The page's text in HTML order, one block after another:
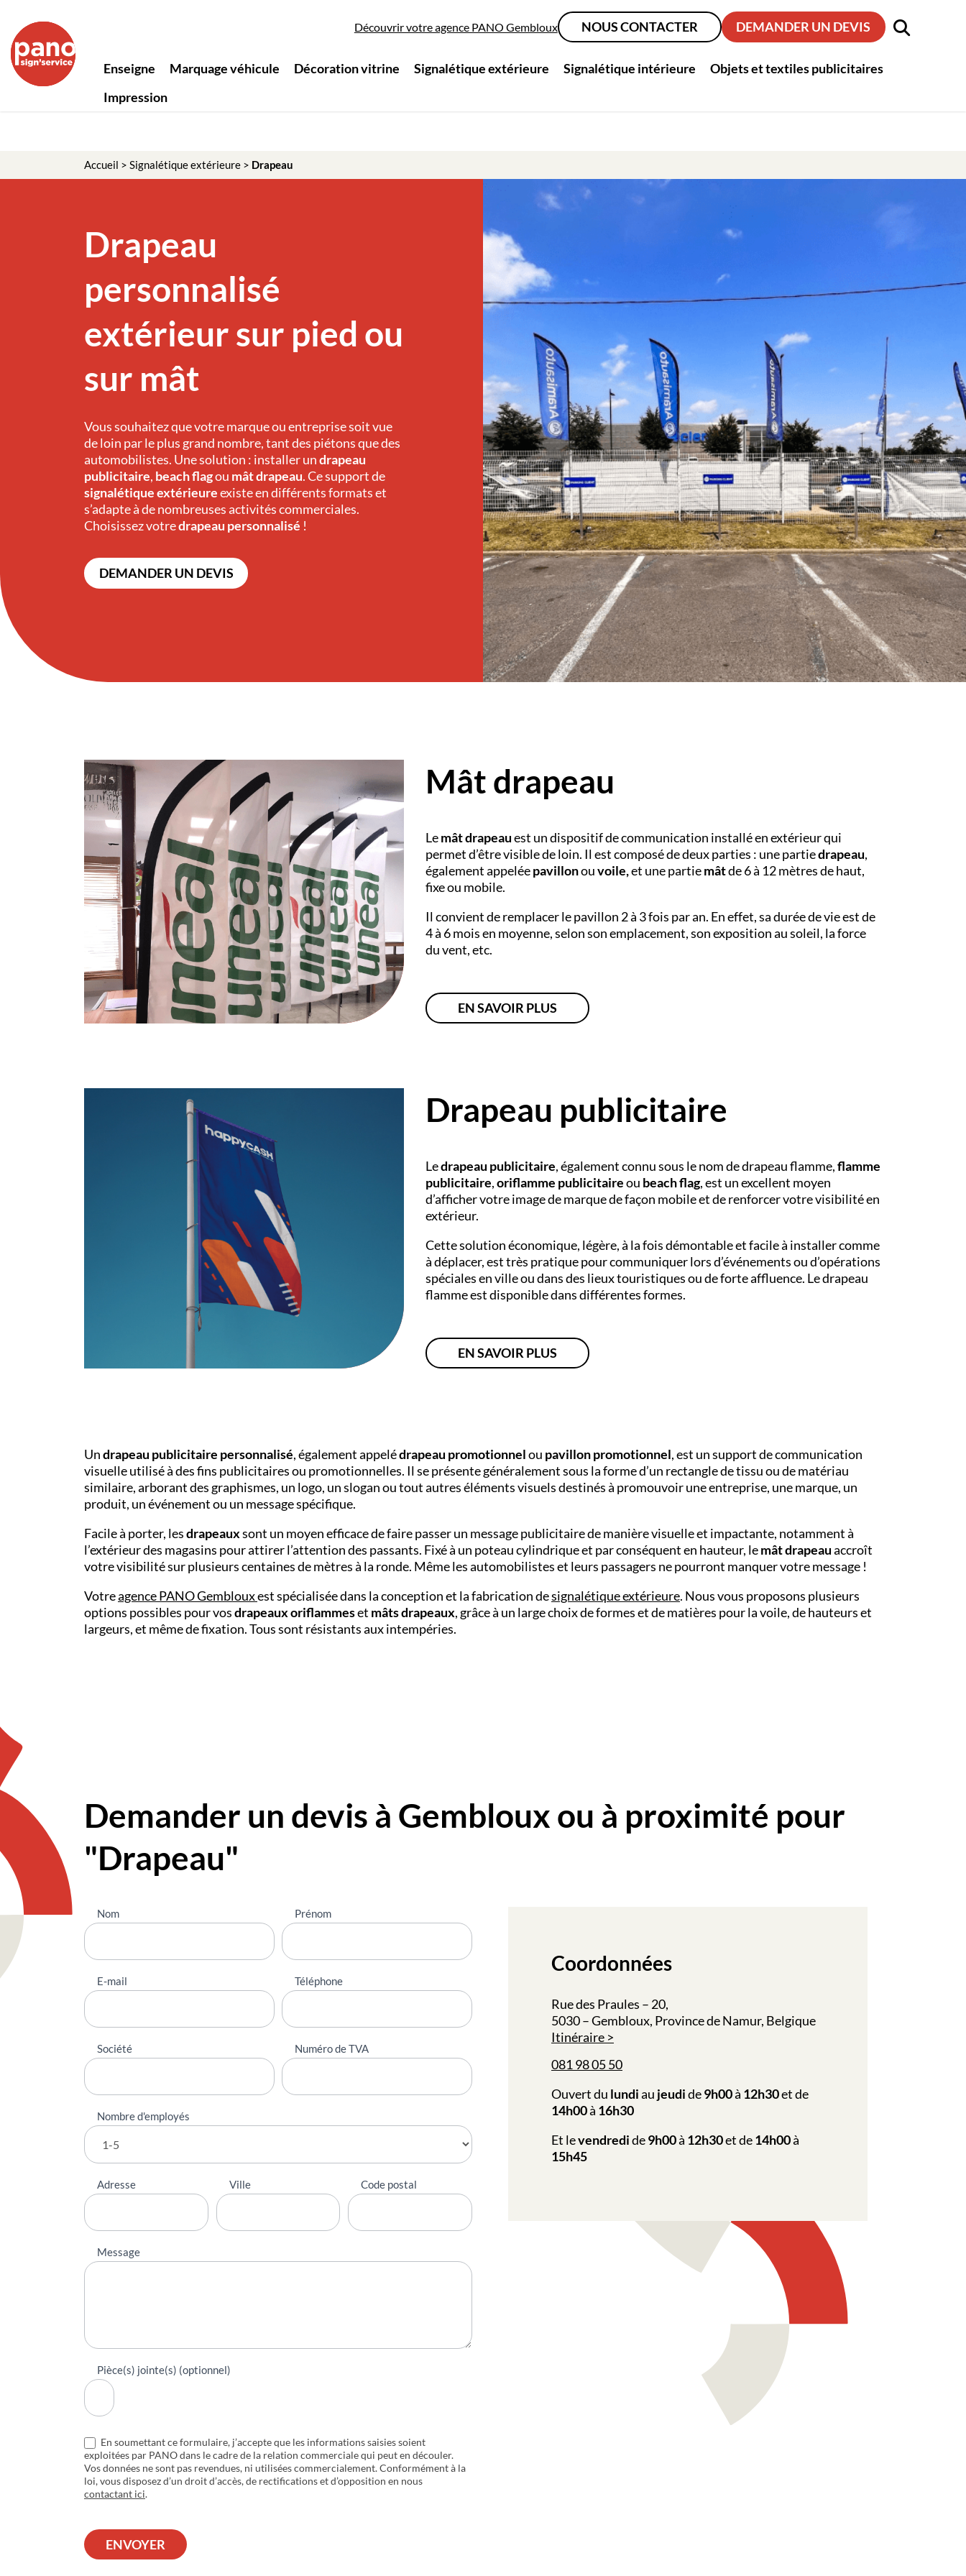
Enseigne Marquage véhicule Décoration vitrine Signalétique extérieure Signalétique intérieure
Objets et textiles publicitaires
Impression
Découvrir votre agence PANO Gembloux NOUS CONTACTER DEMANDER UN DEVIS
Accueil > Signalétique extérieure > Drapeau
Drapeau
personnalisé
extérieur sur pied ou
sur mât
Vous souhaitez que votre marque ou entreprise soit vue
de loin par le plus grand nombre, tant des piétons que des
automobilistes. Une solution : installer undrapeau
publicitaire, beach flagou mât drapeau. Ce support de
signalétique extérieureexiste en différents formats et
s’adapte à de nombreuses activités commerciales.
Choisissez votredrapeau personnalisé !
DEMANDER UN DEVIS
Mât drapeau
Lemât drapeauest un dispositif de communication installé en extérieur qui
permet d’être visible de loin. Il est composé de deux parties : une partiedrapeau,
également appeléepavillonouvoile,et une partiemâtde 6 à 12 mètres de haut,
fixe ou mobile.
Il convient de remplacer le pavillon 2 à 3 fois par an. En effet, sa durée de vie est de
4 à 6 mois en moyenne, selon son emplacement, son exposition au soleil, la force
du vent, etc.
EN SAVOIR PLUS
Drapeau publicitaire
Ledrapeau publicitaire, également connu sous le nom de drapeau flamme,flamme
publicitaire,oriflamme publicitaireou beach flag, est un excellent moyen
d’afficher votre image de marque de façon mobile et de renforcer votre visibilité en
extérieur.
Cette solution économique, légère, à la fois démontable et facile à installer comme
à déplacer, est très pratique pour communiquer lors d’événements ou d’opérations
spéciales en ville ou dans des lieux touristiques ou de forte affluence. Le drapeau
flamme est disponible dans différentes formes.
EN SAVOIR PLUS
Undrapeau publicitaire personnalisé, également appelédrapeau promotionnelou pavillon promotionnel, est un support de communication
visuelle utilisé à des fins publicitaires ou promotionnelles. Il se présente généralement sous la forme d’un rectangle de tissu ou de matériau
similaire, arborant des graphismes, un logo, un slogan ou tout autres éléments visuels destinés à promouvoir une entreprise, une marque, un
produit, un événement ou un message spécifique.
Facile à porter, lesdrapeauxsont un moyen efficace de faire passer un message publicitaire de manière visuelle et impactante, notamment à
l’extérieur des magasins pour attirer l’attention des passants. Fixé à un poteau cylindrique et par conséquent en hauteur, lemât drapeauaccroît
votre visibilité sur plusieurs centaines de mètres à la ronde. Même les automobilistes et leurs passagers ne pourront manquer votre message !
Votreagence PANOGemblouxest spécialisée dans la conception et la fabrication designalétique extérieure. Nous vous proposons plusieurs
options possibles pour vosdrapeaux oriflammeset mâts drapeaux, grâce à un large choix de formes et de matières pour la voile, de hauteurs et
largeurs, et même de fixation. Tous sont résistants aux intempéries.
Demander un devis à Gembloux ou à proximité pour
"Drapeau"
Nous
contacter
Nom Prénom
E-mail Téléphone
Société Numéro de TVA
Nombre d'employés
Adresse Ville Code postal
Message
Pièce(s) jointe(s) (optionnel)
En soumettant ce formulaire, j’accepte que les informations saisies soient
exploitées par PANO dans le cadre de la relation commerciale qui peut en découler.
Vos données ne sont pas revendues, ni utilisées commercialement. Conformément à la
loi, vous disposez d’un droit d’accès, de rectifications et d’opposition en nous
contactant ici.
ENVOYER
Coordonnées
Rue des Praules – 20,
5030 – Gembloux, Province de Namur, Belgique
Itinéraire
081 98 05 50
Ouvert du lundiau jeudide9h00à 12h30et de
14h00à 16h30
Et levendredide9h00à 12h30et de14h00à
15h45